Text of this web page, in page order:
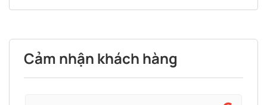
Cảm nhận khách hàng